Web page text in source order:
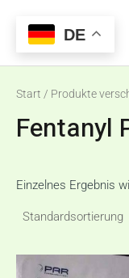
springenMenu
Start / Produkte
Fentanyl
Einzelnes Ergebnis
DE